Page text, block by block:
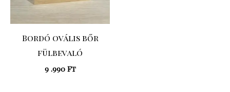
Bordó ovális bőr
fülbevaló
9 .990 Ft